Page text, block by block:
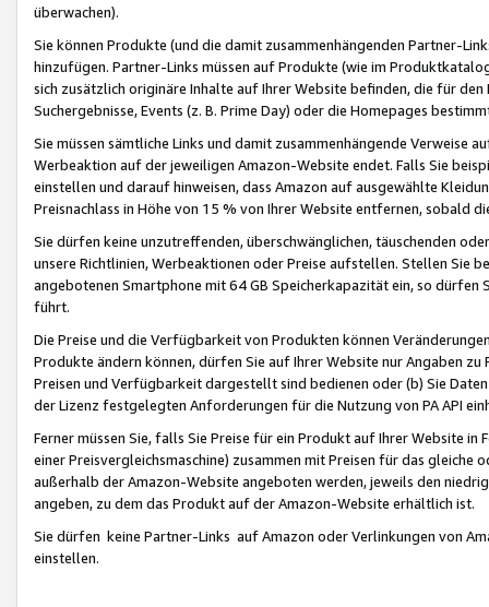
überwachen).
Sie können Produkte (und die damit zusammenhängenden Partner-
hinzufügen. Partner-Links müssen auf Produkte (wie im
sich zusätzlich originäre Inhalte auf Ihrer Website befinden, die für
Suchergebnisse, Events (z. B. Prime Day) oder die Homepages
Sie müssen sämtliche Links und damit zusammenhängende
Werbeaktion auf der jeweiligen Amazon-Website endet. Falls Sie
einstellen und darauf hinweisen, dass Amazon auf ausgewählte
Preisnachlass in Höhe von 15 % von Ihrer Website entfernen, sobald
Sie dürfen keine unzutreffenden, überschwänglichen, täuschenden
unsere Richtlinien, Werbeaktionen oder Preise aufstellen. Stellen Sie
angebotenen Smartphone mit 64 GB Speicherkapazität ein, so dürfen
führt.
Die Preise und die Verfügbarkeit von Produkten können
Produkte ändern können, dürfen Sie auf Ihrer Website nur Angaben
Preisen und Verfügbarkeit dargestellt sind bedienen oder (b) Sie
der Lizenz festgelegten Anforderungen für die Nutzung von PA API
Ferner müssen Sie, falls Sie Preise für ein Produkt auf Ihrer Website
einer Preisvergleichsmaschine) zusammen mit Preisen für das
außerhalb der Amazon-Website angeboten werden, jeweils den
angeben, zu dem das Produkt auf der Amazon-Website erhältlich ist.
Sie dürfen keine Partner-Links auf Amazon oder Verlinkungen von
einstellen.